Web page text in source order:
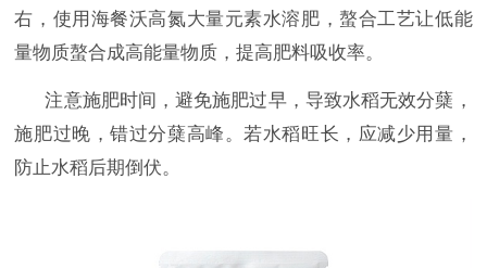
右，使用海餐沃高氮大量元素水溶肥，螯合工艺让低能
量物质螯合成高能量物质，提高肥料吸收率。
注意施肥时间，避免施肥过早，导致水稻无效分蘖，
施肥过晚，错过分蘖高峰。若水稻旺长，应减少用量，
防止水稻后期倒伏。